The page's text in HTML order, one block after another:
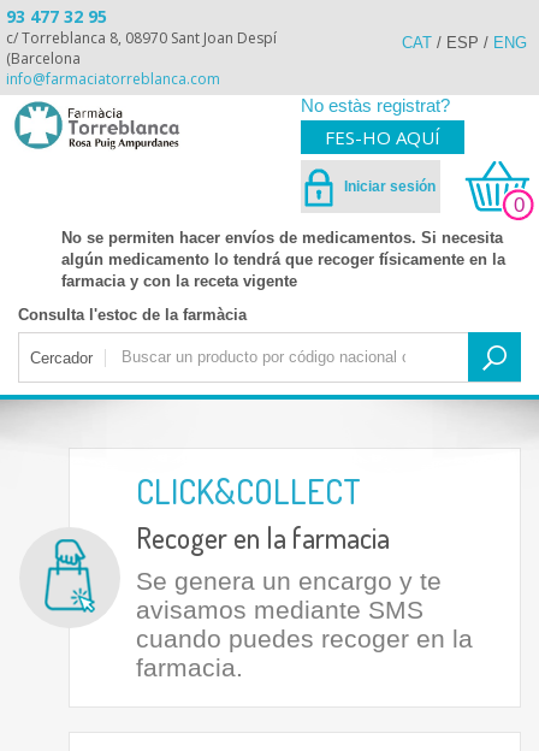
93 477 32 95
c/ Torreblanca 8, 08970 Sant Joan Despí
(Barcelona
info@farmaciatorreblanca.com
CAT / ESP / ENG
No estàs registrat?
FES-HO AQUÍ
Iniciar sesión
0
No se permiten hacer envíos de medicamentos. Si necesita
algún medicamento lo tendrá que recoger físicamente en la
farmacia y con la receta vigente
Consulta l'estoc de la farmàcia
Cercador
CLICK&COLLECT
Recoger en la farmacia
Se genera un encargo y te
avisamos mediante SMS
cuando puedes recoger en la
farmacia.